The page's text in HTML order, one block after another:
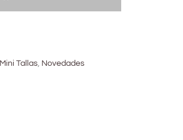
Mini Tallas, Novedades